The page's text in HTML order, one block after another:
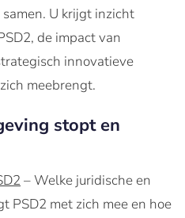
U krijgt inzicht
de impact van
innovatieve
meebrengt.
stopt en
– Welke juridische en
PSD2 met zich mee en hoe